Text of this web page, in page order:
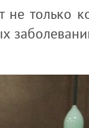
не только